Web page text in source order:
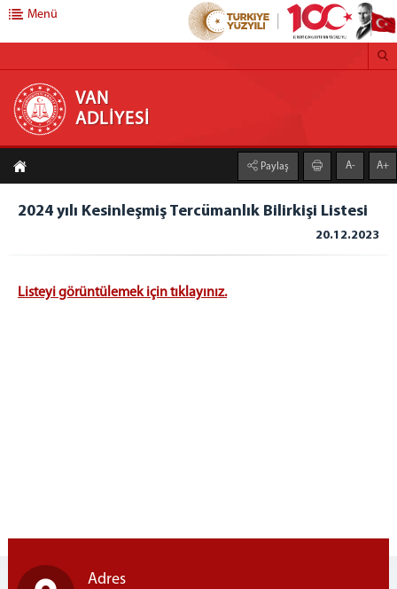
CUMHURİYET BAŞSAVCILIĞI
Menü
VAN
ADLİYESİ
Paylaş A- A+
2024 yılı Kesinleşmiş Tercümanlık Bilirkişi Listesi
20.12.2023
Listeyi görüntülemek için tıklayınız.
Adres